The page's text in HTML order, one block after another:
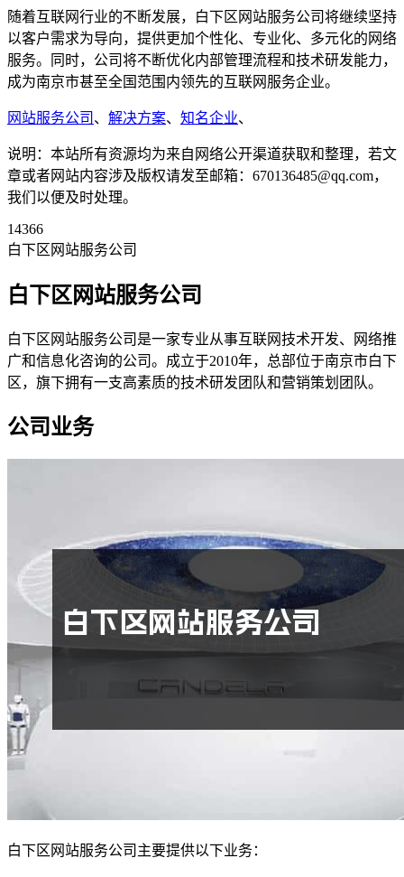
随着互联网行业的不断发展，白下区网站服务公司将继续坚持
以客户需求为导向，提供更加个性化、专业化、多元化的网络
服务。同时，公司将不断优化内部管理流程和技术研发能力，
成为南京市甚至全国范围内领先的互联网服务企业。
网站服务公司 、 解决方案、 知名企业、
说明：本站所有资源均为来自网络公开渠道获取和整理，若文
章或者网站内容涉及版权请发至邮箱：670136485@qq.com，
我们以便及时处理。
14366
白下区网站服务公司
白下区网站服务公司
白下区网站服务公司是一家专业从事互联网技术开发、网络推
广和信息化咨询的公司。成立于2010年，总部位于南京市白下
区，旗下拥有一支高素质的技术研发团队和营销策划团队。
公司业务
白下区网站服务公司主要提供以下业务：